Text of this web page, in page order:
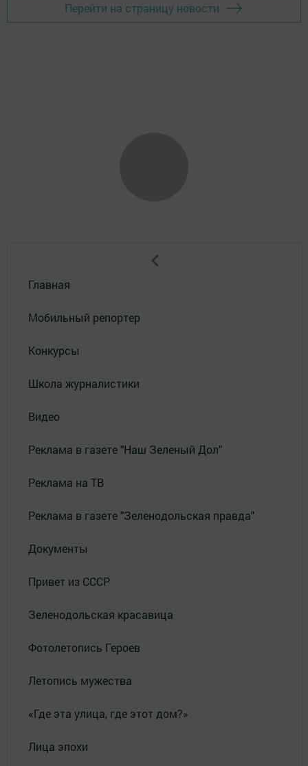
Перейти на страницу новости
Главная
Мобильный репортер
Конкурсы
Школа журналистики
Видео
Реклама в газете "Наш Зеленый Дол"
Реклама на ТВ
Реклама в газете "Зеленодольская правда"
Документы
Привет из СССР
Зеленодольская красавица
Фотолетопись Героев
Летопись мужества
«Где эта улица, где этот дом?»
Лица эпохи